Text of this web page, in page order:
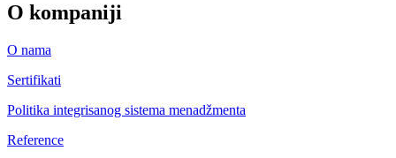
O kompaniji
O nama
Sertifikati
Politika integrisanog sistema menadžmenta
Reference